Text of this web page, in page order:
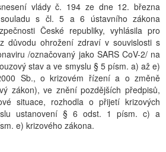
vlády č. 194 ze dne 12. března
s čl. 5 a 6 ústavního zákona
České republiky, vyhlásila pro
důvodu ohrožení zdraví v souvislosti s
/označovaný jako SARS CoV-2/ na
stav a ve smyslu § 5 písm. a) až e)
Sb., o krizovém řízení a o změně
zákon), ve znění pozdějších předpisů,
situace, rozhodla o přijetí krizových
ustanovení § 6 odst. 1 písm. c) a
e) krizového zákona.